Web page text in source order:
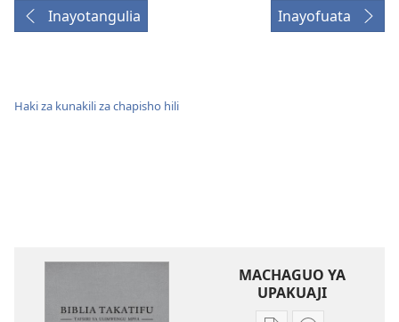
Inayotangulia Inayofuata
Haki za kunakili za chapisho hili
MACHAGUO YA
UPAKUAJI